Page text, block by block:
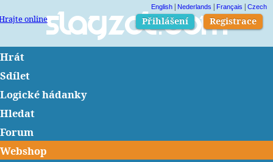
Slagzet.com
online Přihlášení Registrace
Hrát
Sdílet
Logické hádanky
Hledat
Forum
Webshop
English Nederlands Français Czech